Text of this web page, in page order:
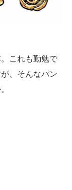
これも勤勉で
、そんなパン